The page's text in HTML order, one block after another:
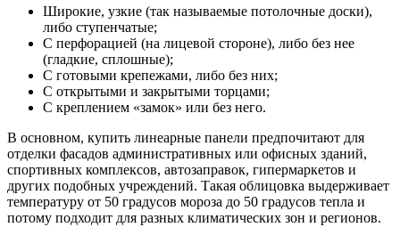
Широкие, узкие (так называемые потолочные доски),
либо ступенчатые;
С перфорацией (на лицевой стороне), либо без нее
(гладкие, сплошные);
С готовыми крепежами, либо без них;
С открытыми и закрытыми торцами;
С креплением «замок» или без него.
В основном, купить линеарные панели предпочитают для
отделки фасадов административных или офисных зданий,
спортивных комплексов, автозаправок, гипермаркетов и
других подобных учреждений. Такая облицовка выдерживает
температуру от 50 градусов мороза до 50 градусов тепла и
потому подходит для разных климатических зон и регионов.